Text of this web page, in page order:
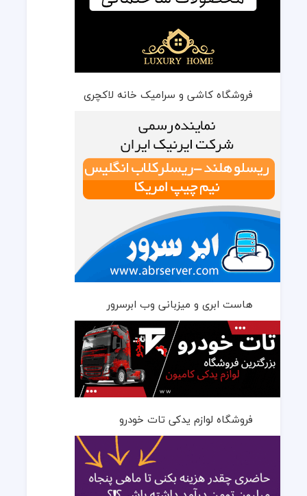
فروشگاه کاشی و سرامیک خانه لاکچری
هاست ابری و میزبانی وب ابرسرور
فروشگاه لوازم یدکی تات خودرو